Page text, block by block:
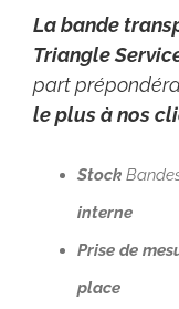
La bande
Triangle
part
le plus à nos
Stock
interne
Prise de
place